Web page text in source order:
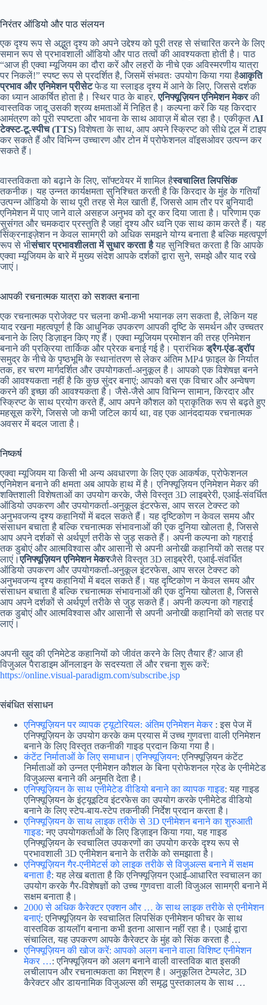
निरंतर ऑडियो और पाठ संलयन
एक दृश्य रूप से अद्भुत दृश्य को अपने उद्देश्य को पूरी तरह से संचारित करने के लिए
समान रूप से प्रभावशाली ऑडियो और पाठ तत्वों की आवश्यकता होती है। पाठ
“आज ही एक्वा म्यूजियम का दौरा करें और लहरों के नीचे एक अविस्मरणीय यात्रा
पर निकलें!” स्पष्ट रूप से प्रदर्शित है, जिसमें संभवतः उपयोग किया गया हैआकृति
प्रभाव और एनिमेशन प्रीसेटफेड या स्लाइड दृश्य में आने के लिए, जिससे दर्शक
का ध्यान आकर्षित होता है। स्थिर पाठ के बाहर,एनिफ्यूज़ियन एनिमेशन मेकरकी
वास्तविक जादू उसकी श्रव्य क्षमताओं में निहित है। कल्पना करें कि यह किरदार
आमंत्रण को पूरी स्पष्टता और भावना के साथ आवाज़ में बोल रहा है। एकीकृतAI
टेक्स्ट-टू-स्पीच (TTS)विशेषता के साथ, आप अपने स्क्रिप्ट को सीधे टूल में टाइप
कर सकते हैं और विभिन्न उच्चारण और टोन में प्रोफेशनल वॉइसओवर उत्पन्न कर
सकते हैं।
वास्तविकता को बढ़ाने के लिए, सॉफ्टवेयर में शामिल हैस्वचालित लिपसिंक
तकनीक। यह उन्नत कार्यक्षमता सुनिश्चित करती है कि किरदार के मुंह के गतियाँ
उत्पन्न ऑडियो के साथ पूरी तरह से मेल खाती हैं, जिससे आम तौर पर बुनियादी
एनिमेशन में पाए जाने वाले असहज अनुभव को दूर कर दिया जाता है। परिणाम एक
सुसंगत और चमकदार प्रस्तुति है जहां दृश्य और ध्वनि एक साथ काम करते हैं। यह
सिंक्रनाइज़ेशन न केवल सामग्री को अधिक समझने योग्य बनाता है बल्कि महत्वपूर्ण
रूप से भीसंचार प्रभावशीलता में सुधार करता हैयह सुनिश्चित करता है कि आपके
एक्वा म्यूजियम के बारे में मुख्य संदेश आपके दर्शकों द्वारा सुने, समझे और याद रखे
जाएं।
आपकी रचनात्मक यात्रा को सशक्त बनाना
एक रचनात्मक प्रोजेक्ट पर चलना कभी-कभी भयानक लग सकता है, लेकिन यह
याद रखना महत्वपूर्ण है कि आधुनिक उपकरण आपकी दृष्टि के समर्थन और उच्चतर
बनाने के लिए डिज़ाइन किए गए हैं। एक्वा म्यूजियम प्रमोशन की तरह एनिमेशन
बनाने की प्रक्रिया तार्किक और प्रेरक बनाई गई है। प्रारंभिकड्रैग-एंड-ड्रॉप
समुद्र के नीचे के पृष्ठभूमि के स्थानांतरण से लेकर अंतिम MP4 फ़ाइल के निर्यात
तक, हर चरण मार्गदर्शित और उपयोगकर्ता-अनुकूल है। आपको एक विशेषज्ञ बनने
की आवश्यकता नहीं है कि कुछ सुंदर बनाएं; आपको बस एक विचार और अन्वेषण
करने की इच्छा की आवश्यकता है। जैसे-जैसे आप विभिन्न सामान, किरदार और
स्क्रिप्ट के साथ प्रयोग करते हैं, आप अपने कौशल को प्राकृतिक रूप से बढ़ते हुए
महसूस करेंगे, जिससे जो कभी जटिल कार्य था, वह एक आनंददायक रचनात्मक
अवसर में बदल जाता है।
निष्कर्ष
एक्वा म्यूजियम या किसी भी अन्य अवधारणा के लिए एक आकर्षक, प्रोफेशनल
एनिमेशन बनाने की क्षमता अब आपके हाथ में है। एनिफ्यूज़ियन एनिमेशन मेकर की
शक्तिशाली विशेषताओं का उपयोग करके, जैसे विस्तृत 3D लाइब्रेरी, एआई-संवर्धित
ऑडियो उपकरण और उपयोगकर्ता-अनुकूल इंटरफेस, आप सरल टेक्स्ट को
अनुभवजन्य दृश्य कहानियों में बदल सकते हैं। यह दृष्टिकोण न केवल समय और
संसाधन बचाता है बल्कि रचनात्मक संभावनाओं की एक दुनिया खोलता है, जिससे
आप अपने दर्शकों से अर्थपूर्ण तरीके से जुड़ सकते हैं। अपनी कल्पना को गहराई
तक डुबोएं और आत्मविश्वास और आसानी से अपनी अनोखी कहानियों को सतह पर
लाएं।एनिफ्यूज़ियन एनिमेशन मेकरजैसे विस्तृत 3D लाइब्रेरी, एआई-संवर्धित
ऑडियो उपकरण और उपयोगकर्ता-अनुकूल इंटरफेस, आप सरल टेक्स्ट को
अनुभवजन्य दृश्य कहानियों में बदल सकते हैं। यह दृष्टिकोण न केवल समय और
संसाधन बचाता है बल्कि रचनात्मक संभावनाओं की एक दुनिया खोलता है, जिससे
आप अपने दर्शकों से अर्थपूर्ण तरीके से जुड़ सकते हैं। अपनी कल्पना को गहराई
तक डुबोएं और आत्मविश्वास और आसानी से अपनी अनोखी कहानियों को सतह पर
लाएं।
अपनी खुद की एनिमेटेड कहानियों को जीवंत करने के लिए तैयार हैं? आज ही
विजुअल पैराडाइम ऑनलाइन के सदस्यता लें और रचना शुरू करें:
https://online.visual-paradigm.com/subscribe.jsp
संबंधित संसाधन
एनिफ्यूज़ियन पर व्यापक ट्यूटोरियल: अंतिम एनिमेशन मेकर : इस पेज में
एनिफ्यूज़ियन के उपयोग करके कम प्रयास में उच्च गुणवत्ता वाली एनिमेशन
बनाने के लिए विस्तृत तकनीकी गाइड प्रदान किया गया है।
कंटेंट निर्माताओं के लिए समाधान | एनिफ्यूज़ियन: एनिफ्यूज़ियन कंटेंट
निर्माताओं को उन्नत एनीमेशन कौशल के बिना प्रोफेशनल ग्रेड के एनीमेटेड
विजुअल्स बनाने की अनुमति देता है।
एनिफ्यूज़ियन के साथ एनीमेटेड वीडियो बनाने का व्यापक गाइड: यह गाइड
एनिफ्यूज़ियन के इंट्यूइटिव इंटरफेस का उपयोग करके एनीमेटेड वीडियो
बनाने के लिए स्टेप-बाय-स्टेप तकनीकी निर्देश प्रदान करता है।
एनिफ्यूज़ियन के साथ लाइक तरीके से 3D एनीमेशन बनाने का शुरुआती
गाइड: नए उपयोगकर्ताओं के लिए डिज़ाइन किया गया, यह गाइड
एनिफ्यूज़ियन के स्वचालित उपकरणों का उपयोग करके दृश्य रूप से
प्रभावशाली 3D एनीमेशन बनाने के तरीके को समझाता है।
एनिफ्यूज़ियन गैर-एनीमेटर्स को लाइक तरीके से विजुअल्स बनाने में सक्षम
बनाता है: यह लेख बताता है कि एनिफ्यूज़ियन एआई-आधारित स्वचालन का
उपयोग करके गैर-विशेषज्ञों को उच्च गुणवत्ता वाली विजुअल सामग्री बनाने में
सक्षम बनाता है।
2000 से अधिक कैरेक्टर एक्शन और … के साथ लाइक तरीके से एनीमेशन
बनाएं: एनिफ्यूज़ियन के स्वचालित लिपसिंक एनीमेशन फीचर के साथ
वास्तविक डायलॉग बनाना कभी इतना आसान नहीं रहा है। एआई द्वारा
संचालित, यह उपकरण आपके कैरेक्टर के मुंह को सिंक करता है …
एनिफ्यूज़ियन की खोज करें: आपको अलग बनाने वाला विशिष्ट एनीमेशन
मेकर …: एनिफ्यूज़ियन को अलग बनाने वाली वास्तविक बात इसकी
लचीलापन और रचनात्मकता का मिश्रण है। अनुकूलित टेम्पलेट, 3D
कैरेक्टर और डायनामिक विजुअल्स की समृद्ध पुस्तकालय के साथ …